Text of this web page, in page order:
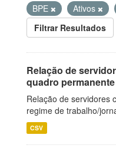
BPE
Ativos
Filtrar Resultados
Relação de
quadro
Relação de servidores
regime de trabalho/
CSV